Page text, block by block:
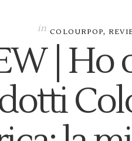
in COLOURPOP,
| Ho